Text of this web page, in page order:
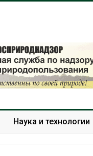
Наука и технологии